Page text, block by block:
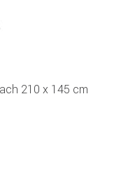
210 x 145 cm